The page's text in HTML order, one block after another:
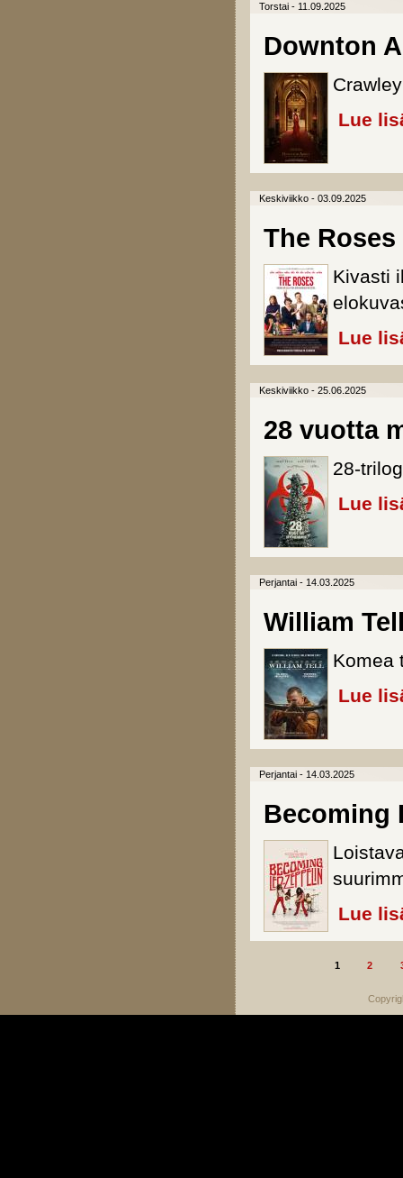
Torstai - 11.09.2025
Downton
Lue
Keskiviikko - 03.09.2025
The Roses
Kivasti
Lue
Keskiviikko - 25.06.2025
28 vuotta
28-
Lue
Perjantai - 14.03.2025
William
Komea
Lue
Perjantai - 14.03.2025
Becoming
Lue
1 2